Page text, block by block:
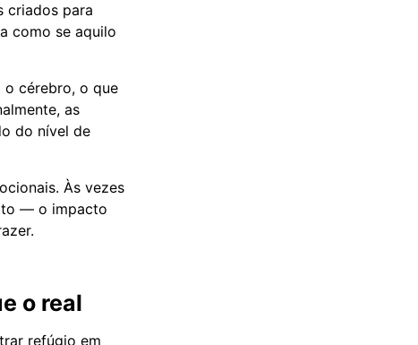
criados para
como se aquilo
o cérebro, o que
as
do nível de
Às vezes
— o impacto
o real
refúgio em